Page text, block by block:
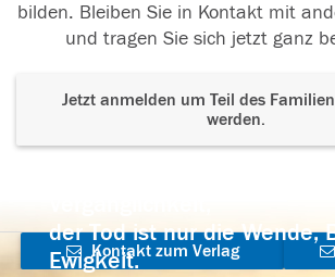
bilden. Bleiben Sie in Kontakt mit
und tragen Sie sich jetzt ganz
Jetzt anmelden um Teil des
werden.
der Tod ist nur die Wende,
Ewigkeit.
Kontakt zum Verlag